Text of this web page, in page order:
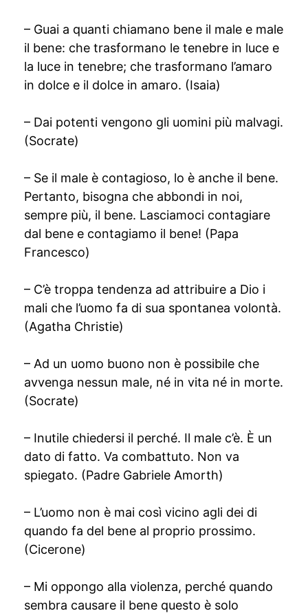
– Guai a quanti chiamano bene il male e male
il bene: che trasformano le tenebre in luce e
la luce in tenebre; che trasformano l’amaro
in dolce e il dolce in amaro. (Isaia)
– Dai potenti vengono gli uomini più malvagi.
(Socrate)
– Se il male è contagioso, lo è anche il bene.
Pertanto, bisogna che abbondi in noi,
sempre più, il bene. Lasciamoci contagiare
dal bene e contagiamo il bene! (Papa
Francesco)
– C’è troppa tendenza ad attribuire a Dio i
mali che l’uomo fa di sua spontanea volontà.
(Agatha Christie)
– Ad un uomo buono non è possibile che
avvenga nessun male, né in vita né in morte.
(Socrate)
– Inutile chiedersi il perché. Il male c’è. È un
dato di fatto. Va combattuto. Non va
spiegato. (Padre Gabriele Amorth)
– L’uomo non è mai così vicino agli dei di
quando fa del bene al proprio prossimo.
(Cicerone)
– Mi oppongo alla violenza, perché quando
sembra causare il bene questo è solo